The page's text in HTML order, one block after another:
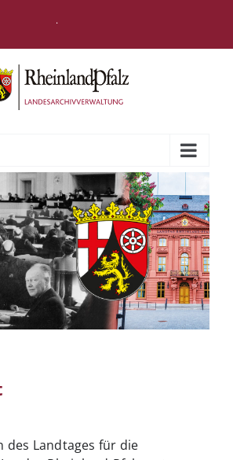
.
des Landtages für die